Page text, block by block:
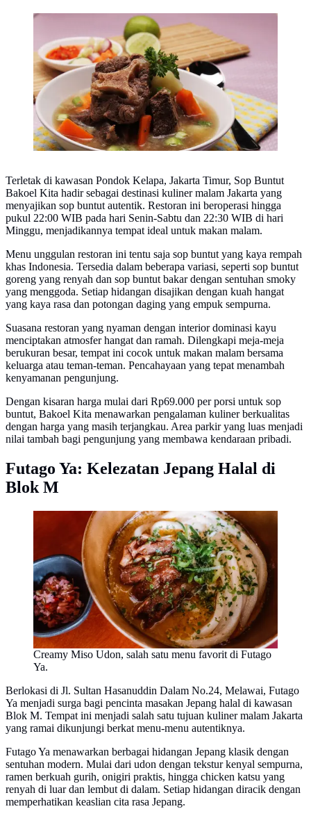
Ilustrasi sop buntut/Foto: Grab
Terletak di kawasan Pondok Kelapa, Jakarta Timur, Sop Buntut
Bakoel Kita hadir sebagai destinasi kuliner malam Jakarta yang
menyajikan sop buntut autentik. Restoran ini beroperasi hingga
pukul 22:00 WIB pada hari Senin-Sabtu dan 22:30 WIB di hari
Minggu, menjadikannya tempat ideal untuk makan malam.
Menu unggulan restoran ini tentu saja sop buntut yang kaya rempah
khas Indonesia. Tersedia dalam beberapa variasi, seperti sop buntut
goreng yang renyah dan sop buntut bakar dengan sentuhan smoky
yang menggoda. Setiap hidangan disajikan dengan kuah hangat
yang kaya rasa dan potongan daging yang empuk sempurna.
Suasana restoran yang nyaman dengan interior dominasi kayu
menciptakan atmosfer hangat dan ramah. Dilengkapi meja-meja
berukuran besar, tempat ini cocok untuk makan malam bersama
keluarga atau teman-teman. Pencahayaan yang tepat menambah
kenyamanan pengunjung.
Dengan kisaran harga mulai dari Rp69.000 per porsi untuk sop
buntut, Bakoel Kita menawarkan pengalaman kuliner berkualitas
dengan harga yang masih terjangkau. Area parkir yang luas menjadi
nilai tambah bagi pengunjung yang membawa kendaraan pribadi.
Futago Ya: Kelezatan Jepang Halal di
Blok M
Creamy Miso Udon, salah satu menu favorit di Futago
Ya.
Berlokasi di Jl. Sultan Hasanuddin Dalam No.24, Melawai, Futago
Ya menjadi surga bagi pencinta masakan Jepang halal di kawasan
Blok M. Tempat ini menjadi salah satu tujuan kuliner malam Jakarta
yang ramai dikunjungi berkat menu-menu autentiknya.
Futago Ya menawarkan berbagai hidangan Jepang klasik dengan
sentuhan modern. Mulai dari udon dengan tekstur kenyal sempurna,
ramen berkuah gurih, onigiri praktis, hingga chicken katsu yang
renyah di luar dan lembut di dalam. Setiap hidangan diracik dengan
memperhatikan keaslian cita rasa Jepang.